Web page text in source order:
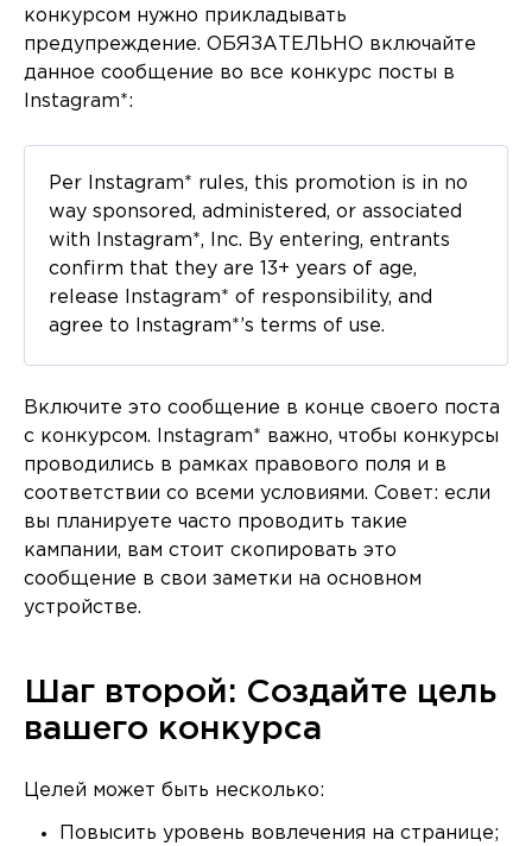
конкурсом нужно прикладывать
предупреждение. ОБЯЗАТЕЛЬНО включайте
данное сообщение во все конкурс посты в
Instagram*:
Per Instagram* rules, this promotion is in no
way sponsored, administered, or associated
with Instagram*, Inc. By entering, entrants
confirm that they are 13+ years of age,
release Instagram* of responsibility, and
agree to Instagram*’s terms of use.
Включите это сообщение в конце своего поста
с конкурсом. Instagram* важно, чтобы конкурсы
проводились в рамках правового поля и в
соответствии со всеми условиями. Совет: если
вы планируете часто проводить такие
кампании, вам стоит скопировать это
сообщение в свои заметки на основном
устройстве.
Шаг второй: Создайте цель
вашего конкурса
Целей может быть несколько:
Повысить уровень вовлечения на странице;